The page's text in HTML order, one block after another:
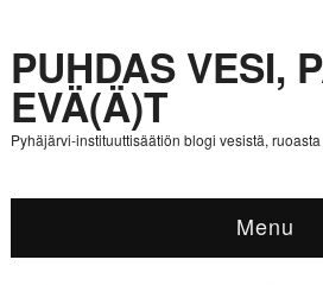
PUHDAS VESI,
EVÄ(Ä)T
Pyhäjärvi-instituuttisäätiön blogi vesistä,
Menu